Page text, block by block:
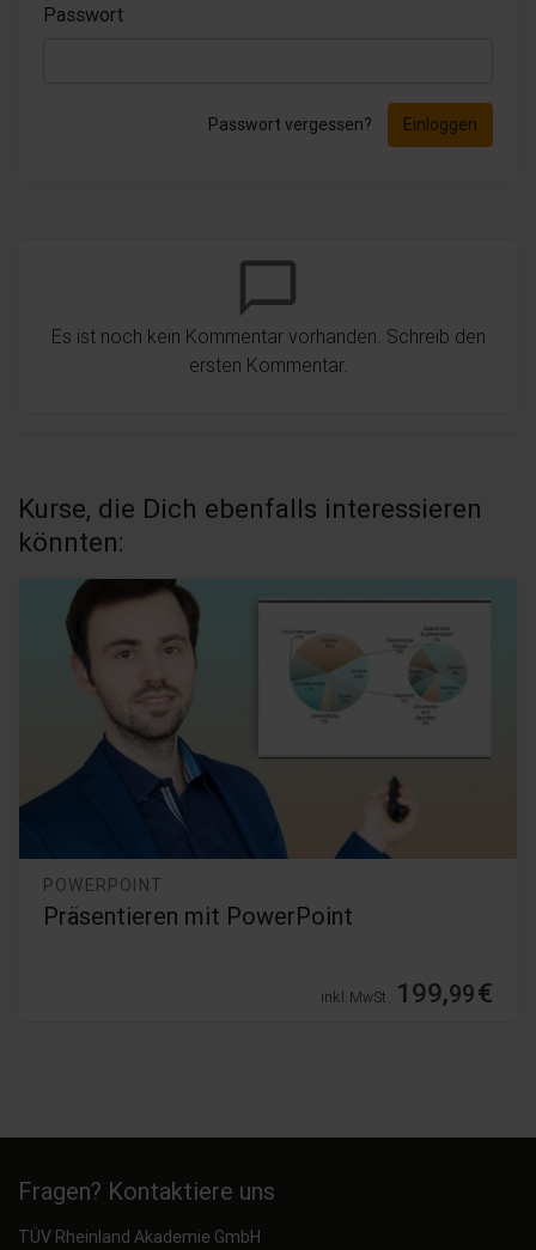
Passwort
Passwort vergessen? Einloggen
chat_bubble_outline
Es ist noch kein Kommentar vorhanden. Schreib den
ersten Kommentar.
Kurse, die Dich ebenfalls interessieren
könnten:
POWERPOINT
PowerPoint 365 - 2019 Grundlagenkurs
inkl. MwSt. 39,99€
Fragen? Kontaktiere uns
TÜV Rheinland Akademie GmbH